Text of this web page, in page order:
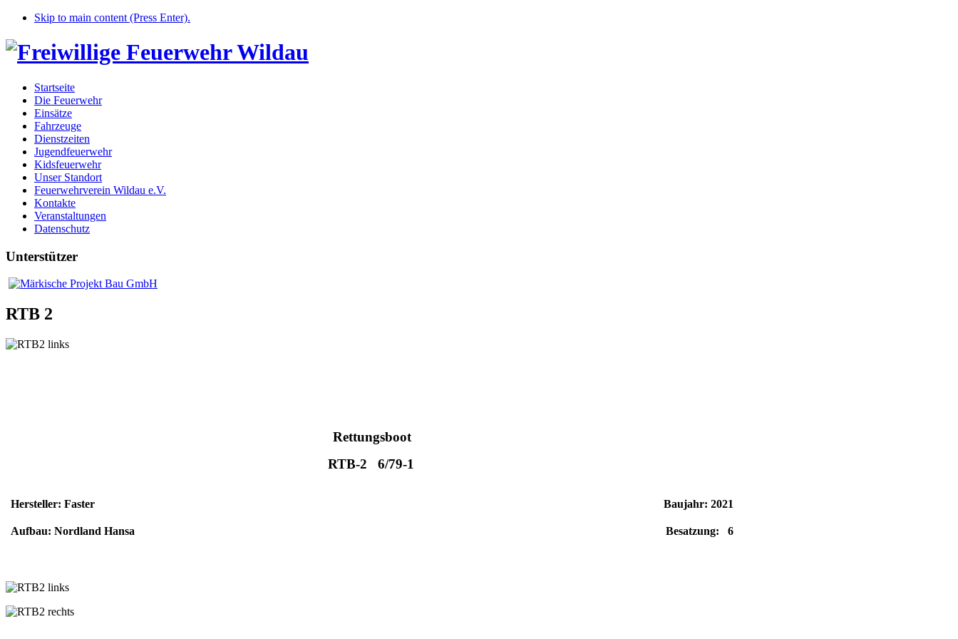
Skip to main content (Press Enter).
Startseite
Die Feuerwehr
Einsätze
Fahrzeuge
Dienstzeiten
Jugendfeuerwehr
Kidsfeuerwehr
Unser Standort
Feuerwehrverein Wildau e.V.
Kontakte
Veranstaltungen
Datenschutz
Unterstützer
RTB 2
Rettungsboot
RTB-2 6/79-1
Hersteller: Faster Baujahr: 2021
Aufbau: Nordland Hansa Besatzung: 6